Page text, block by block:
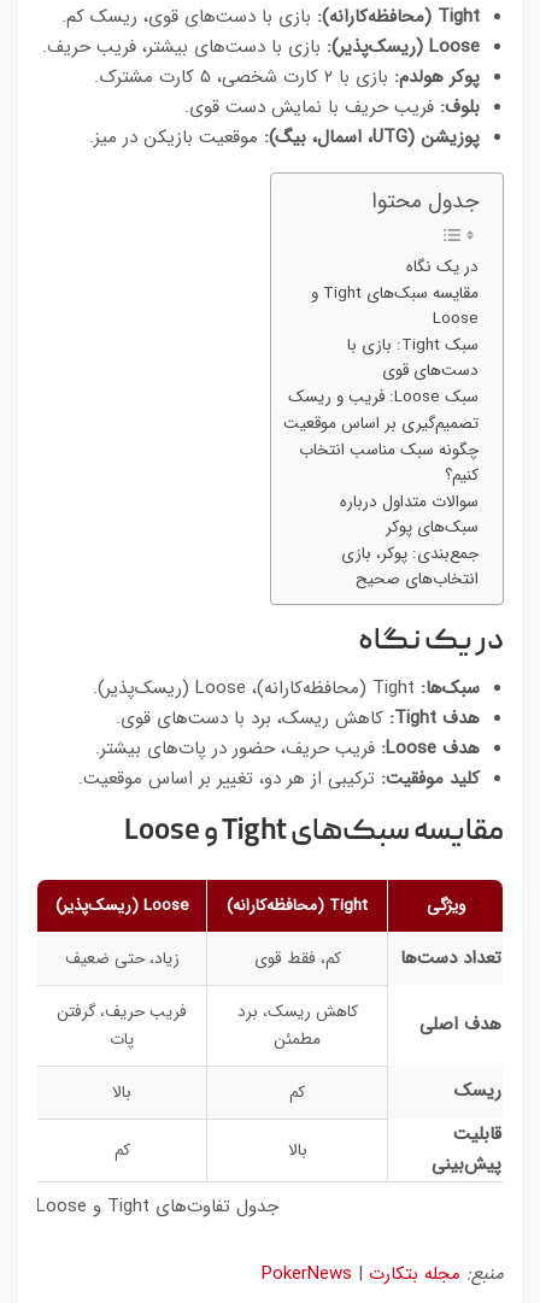
Tight (محافظه‌کارانه):
بازی با دست‌های قوی، ریسک کم.
Loose (ریسک‌پذیر):
بازی با دست‌های بیشتر، فریب حریف.
پوکر هولدم: بازی با ۲ کارت شخصی، ۵ کارت مشترک.
بلوف: فریب حریف با نمایش دست قوی.
پوزیشن (UTG، اسمال، بیگ):
موقعیت بازیکن در میز.
جدول محتوا
در یک نگاه
مقایسه سبک‌های Tight و
Loose
سبک Tight: بازی با
دست‌های قوی
سبک Loose: فریب و ریسک
تصمیم‌گیری بر اساس موقعیت
چگونه سبک مناسب انتخاب
کنیم؟
سوالات متداول درباره
سبک‌های پوکر
جمع‌بندی: پوکر، بازی
انتخاب‌های صحیح
در یک نگاه
سبک‌ها:
هدف Tight:
کاهش ریسک، برد با دست‌های قوی.
هدف Loose:
فریب حریف، حضور در پات‌های بیشتر.
کلید موفقیت: ترکیبی از هر دو، تغییر بر اساس موقعیت.
مقایسه سبک‌های Tight و Loose
جدول تفاوت‌های Tight و Loose
ویژگی Tight (محافظه‌کارانه) Loose (ریسک‌پذیر)
تعداد دست‌ها کم، فقط قوی زیاد، حتی ضعیف
هدف اصلی
کاهش ریسک، برد
مطمئن
فریب حریف، گرفتن
پات
ریسک کم بالا
قابلیت
پیش‌بینی
بالا کم
منبع: مجله بتکارت |
PokerNews